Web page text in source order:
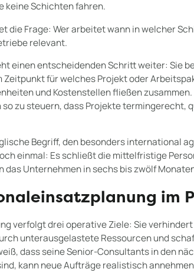
keine Schichten fahren.
die Frage: Wer arbeitet wann in welcher
relevant.
einen entscheidenden Schritt weiter: Sie
Zeitpunkt für welches Projekt oder
und Kostenstellen fließen
so zu steuern, dass Projekte
Begriff, den besonders international
einmal: Es schließt die mittelfristige
das Unternehmen in sechs bis zwölf
im
verfolgt drei operative Ziele: Sie
unterausgelastete Ressourcen und
dass seine Senior-Consultants in den
kann neue Aufträge realistisch